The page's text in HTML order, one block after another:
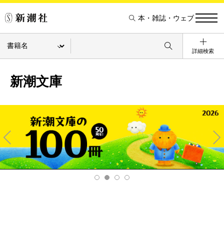
本・雑誌・ウェブ
詳細検索
新潮文庫
Pre
v
Ne
xt